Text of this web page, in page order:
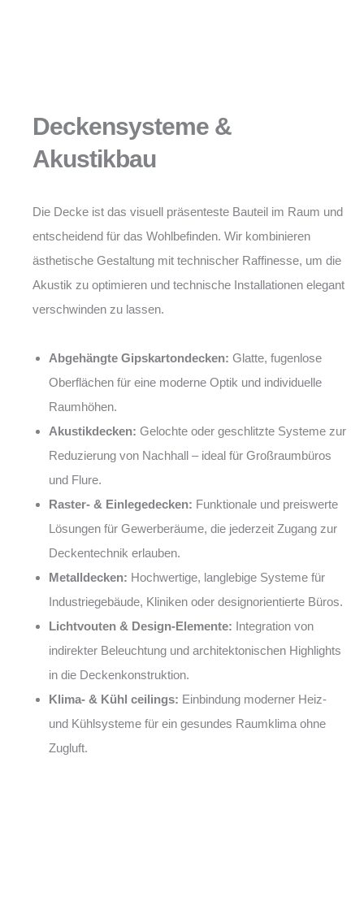
Deckensysteme &
Akustikbau
Die Decke ist das visuell präsenteste Bauteil im Raum und
entscheidend für das Wohlbefinden. Wir kombinieren
ästhetische Gestaltung mit technischer Raffinesse, um die
Akustik zu optimieren und technische Installationen elegant
verschwinden zu lassen.
Abgehängte Gipskartondecken: Glatte, fugenlose
Oberflächen für eine moderne Optik und individuelle
Raumhöhen.
Akustikdecken: Gelochte oder geschlitzte Systeme zur
Reduzierung von Nachhall – ideal für Großraumbüros
und Flure.
Raster- & Einlegedecken: Funktionale und preiswerte
Lösungen für Gewerberäume, die jederzeit Zugang zur
Deckentechnik erlauben.
Metalldecken: Hochwertige, langlebige Systeme für
Industriegebäude, Kliniken oder designorientierte Büros.
Lichtvouten & Design-Elemente: Integration von
indirekter Beleuchtung und architektonischen Highlights
in die Deckenkonstruktion.
Klima- & Kühl ceilings: Einbindung moderner Heiz-
und Kühlsysteme für ein gesundes Raumklima ohne
Zugluft.